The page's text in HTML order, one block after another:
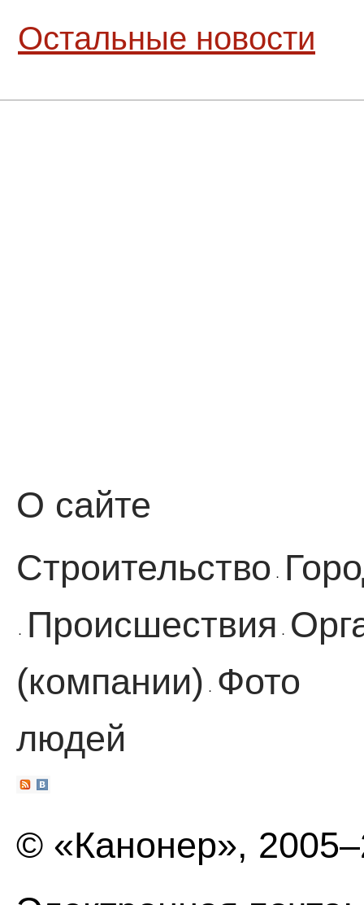
Остальные новости
О сайте
Строительство ·
· Происшествия ·
(компании)
·
Фото
людей
© «Канонер»,